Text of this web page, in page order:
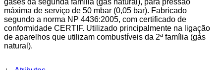
máxima de serviço de 50 mbar (0,05 bar). Fabricado
segundo a norma NP 4436:2005, com certificado de
conformidade CERTIF. Utilizado principalmente na ligação
de aparelhos que utilizam combustíveis da 2ª família (gás
natural).